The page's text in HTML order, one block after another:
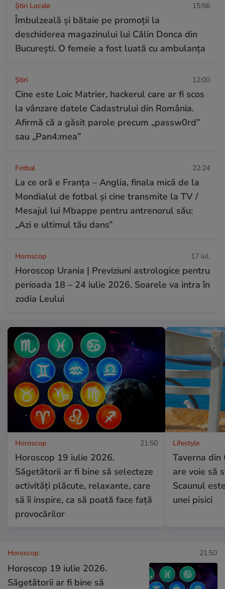
Știri Locale 15:56
Îmbulzeală și bătaie pe promoții la
deschiderea magazinului lui Călin Donca din
București. O femeie a fost luată cu ambulanța
Ştiri 12:00
Cine este Loic Matrier, hackerul care ar fi scos
la vânzare datele Cadastrului din România.
Afirmă că a găsit parole precum „passw0rd”
sau „Pan4:mea”
Fotbal 22:24
La ce oră e Franța – Anglia, finala mică de la
Mondialul de fotbal și cine transmite la TV /
Mesajul lui Mbappe pentru antrenorul său:
„Azi e ultimul tău dans”
Horoscop 17 iul.
Horoscop Urania | Previziuni astrologice pentru
perioada 18 – 24 iulie 2026. Soarele va intra în
zodia Leului
Horoscop 21:50
Horoscop 19 iulie 2026.
Săgetătorii ar fi bine să selecteze
activități plăcute, relaxante, care
să îi inspire, ca să poată face față
provocărilor
Lifestyle
Taverna din
are voie să
Scaunul
unei pisici
Horoscop 21:50
Horoscop 19 iulie 2026.
Săgetătorii ar fi bine să